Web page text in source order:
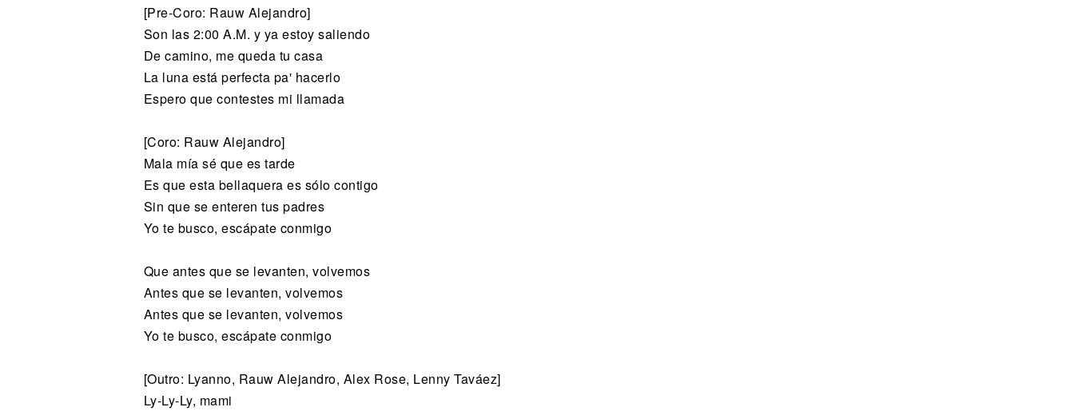
[Pre-Coro: Rauw Alejandro]
Son las 2:00 A.M. y ya estoy saliendo
De camino, me queda tu casa
La luna está perfecta pa' hacerlo
Espero que contestes mi llamada
[Coro: Rauw Alejandro]
Mala mía sé que es tarde
Es que esta bellaquera es sólo contigo
Sin que se enteren tus padres
Yo te busco, escápate conmigo
Que antes que se levanten, volvemos
Antes que se levanten, volvemos
Antes que se levanten, volvemos
Yo te busco, escápate conmigo
[Outro: Lyanno, Rauw Alejandro, Alex Rose, Lenny Taváez]
Ly-Ly-Ly, mami